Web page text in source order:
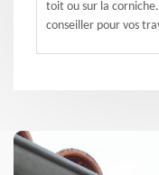
toit ou sur la
conseiller pour vos